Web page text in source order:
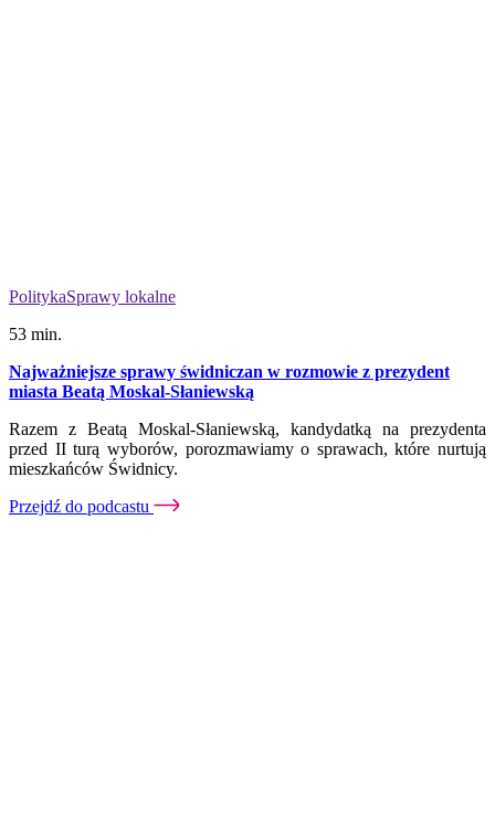
PolitykaSprawy lokalne
53 min.
Najważniejsze sprawy świdniczan w rozmowie z prezydent
miasta Beatą Moskal-Słaniewską
Razem z Beatą Moskal-Słaniewską, kandydatką na prezydenta
przed II turą wyborów, porozmawiamy o sprawach, które nurtują
mieszkańców Świdnicy.
Przejdź do podcastu